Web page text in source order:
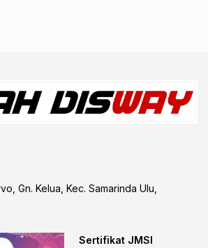
Gn. Kelua, Kec. Samarinda Ulu,
Sertifikat JMSI